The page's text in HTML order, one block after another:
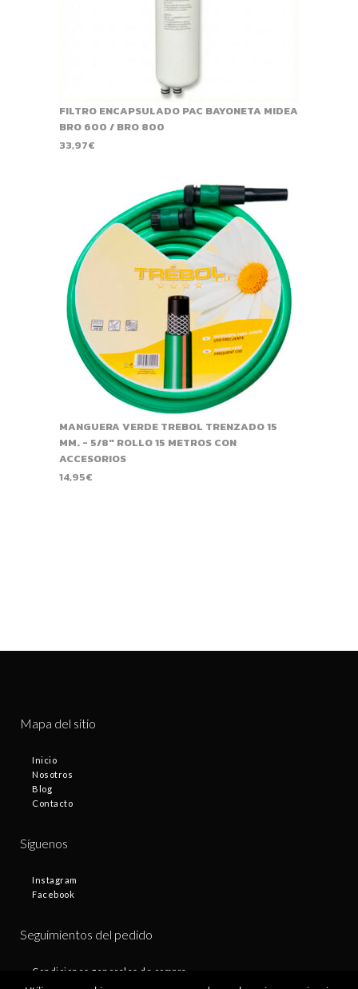
FILTRO ENCAPSULADO PAC BAYONETA MIDEA
BRO 600 / BRO 800
33,97€
MANGUERA VERDE TREBOL TRENZADO 15
MM. - 5/8" ROLLO 15 METROS CON
ACCESORIOS
14,95€
Mapa del sitio
Inicio
Nosotros
Blog
Contacto
Síguenos
Instagram
Facebook
Seguimientos del pedido
Condiciones generales de compra
Plazos de entrega